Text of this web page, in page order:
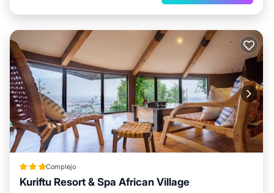
Complejo
Kuriftu Resort & Spa African Village